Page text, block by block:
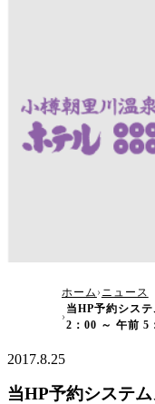
当HP予約システ
月31日（木）午
ホーム ニュース
当HP予約シス
2：00 ～ 午前 5
2017.8.25
当HP予約システ